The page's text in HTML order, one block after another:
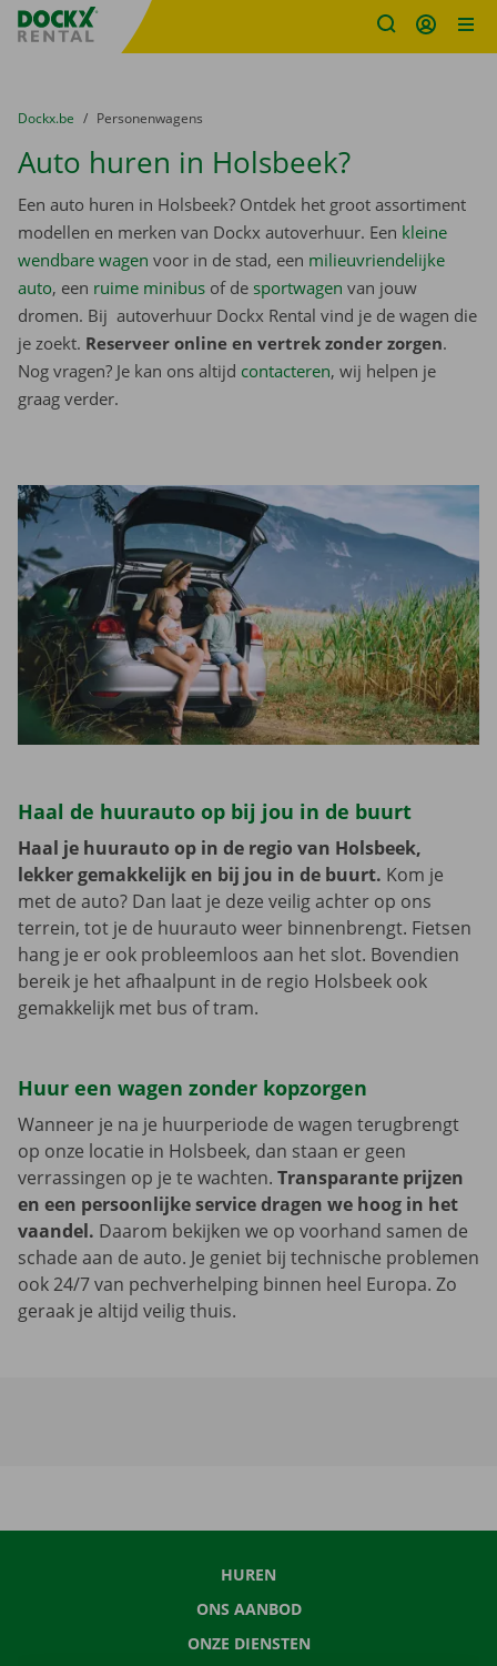
Fratello DEMO
U bevindt zich hier:
van
Dockx.be naar
Personenwagens
Auto huren in Holsbeek?
Een auto huren in Holsbeek? Ontdek het groot assortiment
modellen en merken van Dockx autoverhuur. Een kleine
wendbare wagen voor in de stad, een milieuvriendelijke
auto, een ruime minibus of de sportwagen van jouw
dromen. Bij autoverhuur Dockx Rental vind je de wagen die
je zoekt. Reserveer online en vertrek zonder zorgen.
Nog vragen? Je kan ons altijd contacteren, wij helpen je
graag verder.
Haal de huurauto op bij jou in de buurt
Haal je huurauto op in de regio van Holsbeek,
lekker gemakkelijk en bij jou in de buurt. Kom je
met de auto? Dan laat je deze veilig achter op ons
terrein, tot je de huurauto weer binnenbrengt. Fietsen
hang je er ook probleemloos aan het slot. Bovendien
bereik je het afhaalpunt in de regio Holsbeek ook
gemakkelijk met bus of tram.
Huur een wagen zonder kopzorgen
Wanneer je na je huurperiode de wagen terugbrengt
op onze locatie in Holsbeek, dan staan er geen
verrassingen op je te wachten. Transparante prijzen
en een persoonlijke service dragen we hoog in het
vaandel. Daarom bekijken we op voorhand samen de
schade aan de auto. Je geniet bij technische problemen
ook 24/7 van pechverhelping binnen heel Europa. Zo
geraak je altijd veilig thuis.
HUREN
ONS AANBOD
ONZE DIENSTEN